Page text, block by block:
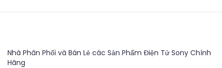
Nhà Phân Phối và Bán Lẻ các Sản Phẩm Điện Tử Sony Chính
Hãng